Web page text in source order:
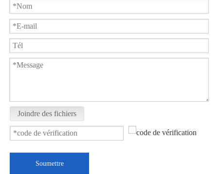
Joindre des fichiers
Soumettre